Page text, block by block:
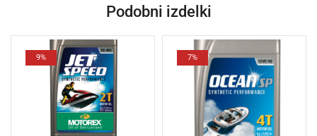
Podobni izdelki
9% 7%